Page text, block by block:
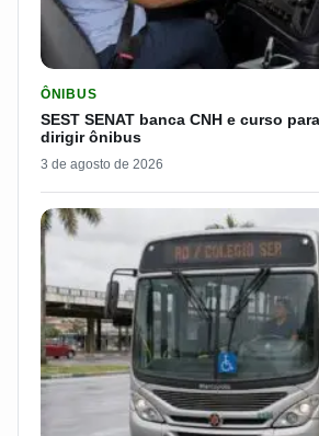
ÔNIBUS
SEST SENAT banca CNH e curso
dirigir ônibus
3 de agosto de 2026